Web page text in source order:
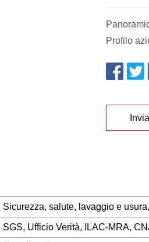
Profilo
Sicurezza, salute, lavaggio e
SGS, Ufficio Verità, ILAC-MRA,